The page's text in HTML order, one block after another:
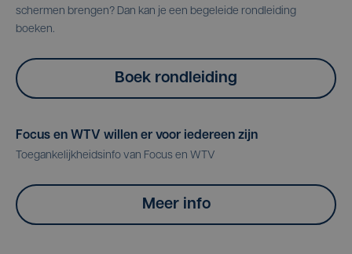
schermen brengen? Dan kan je een begeleide rondleiding
boeken.
Boek rondleiding
Focus en WTV willen er voor iedereen zijn
Toegankelijkheidsinfo van Focus en WTV
Meer info